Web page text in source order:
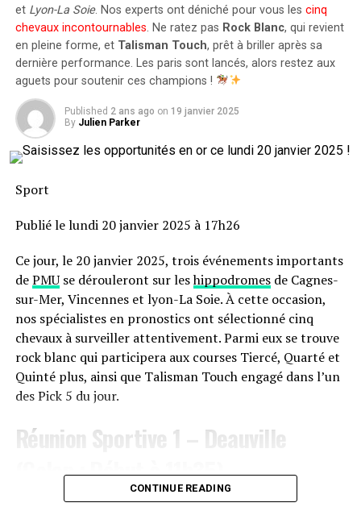
RELATED TOPICS: 2025 FERRARI HYPERCAR
LE MANS
UP NEXT
Snl24 | Les nouvelles recrues des Pirates reçoivent
encore une fois un accueil enthousiaste !
DON'T MISS
Endrick ému aux larmes dévoilé par Madrid : « Un rêve
devenu réalité »
et Lyon-La Soie. Nos experts ont déniché pour vous les cinq
chevaux incontournables. Ne ratez pas Rock Blanc, qui revient
en pleine forme, et Talisman Touch, prêt à briller après sa
dernière performance. Les paris sont lancés, alors restez aux
aguets pour soutenir ces champions !
Published 2 ans ago on 19 janvier 2025
By Julien Parker
Sport
Publié le lundi 20 janvier 2025 à 17h26
Ce jour, le 20 janvier 2025, trois événements importants
dePMUse dérouleront sur leshippodromesde Cagnes-
sur-Mer, Vincennes et lyon-La Soie. À cette occasion,
nos spécialistes en pronostics ont sélectionné cinq
chevaux à surveiller attentivement. Parmi eux se trouve
rock blanc qui participera aux courses Tiercé, Quarté et
Quinté plus, ainsi que Talisman Touch engagé dans l’un
des Pick 5 du jour.
Réunion Sportive 1 – Deauville
(Galop ; Début à 11h35)
CONTINUE READING